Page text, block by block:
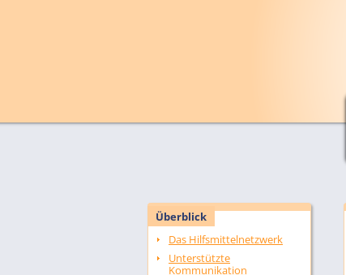
Überblick
Das Hilfsmittelnetzwerk
Unterstützte
Kommunikation